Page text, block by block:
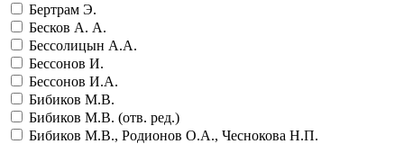
Бертрам Э.
Бесков А. А.
Бессолицын А.А.
Бессонов И.
Бессонов И.А.
Бибиков М.В.
Бибиков М.В. (отв. ред.)
Бибиков М.В., Родионов О.А., Чеснокова Н.П.